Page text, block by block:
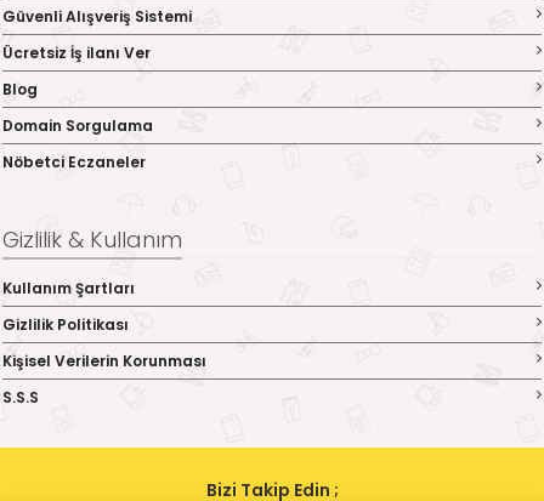
Güvenli Alışveriş Sistemi
Ücretsiz İş ilanı Ver
Blog
Domain Sorgulama
Nöbetci Eczaneler
Gizlilik & Kullanım
Kullanım Şartları
Gizlilik Politikası
Kişisel Verilerin Korunması
S.S.S
Bizi Takip Edin ;